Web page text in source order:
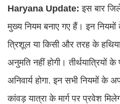
Haryana Update:इस बार
मुख्य नियम बनाए गए हैं। इन
त्रिशूल या किसी और तरह के
अनुमति नहीं होगी। तीर्थयात्रियों
अनिवार्य होगा. इन सभी नियमों के
कांवड़ यात्रा के मार्ग पर प्रवेश